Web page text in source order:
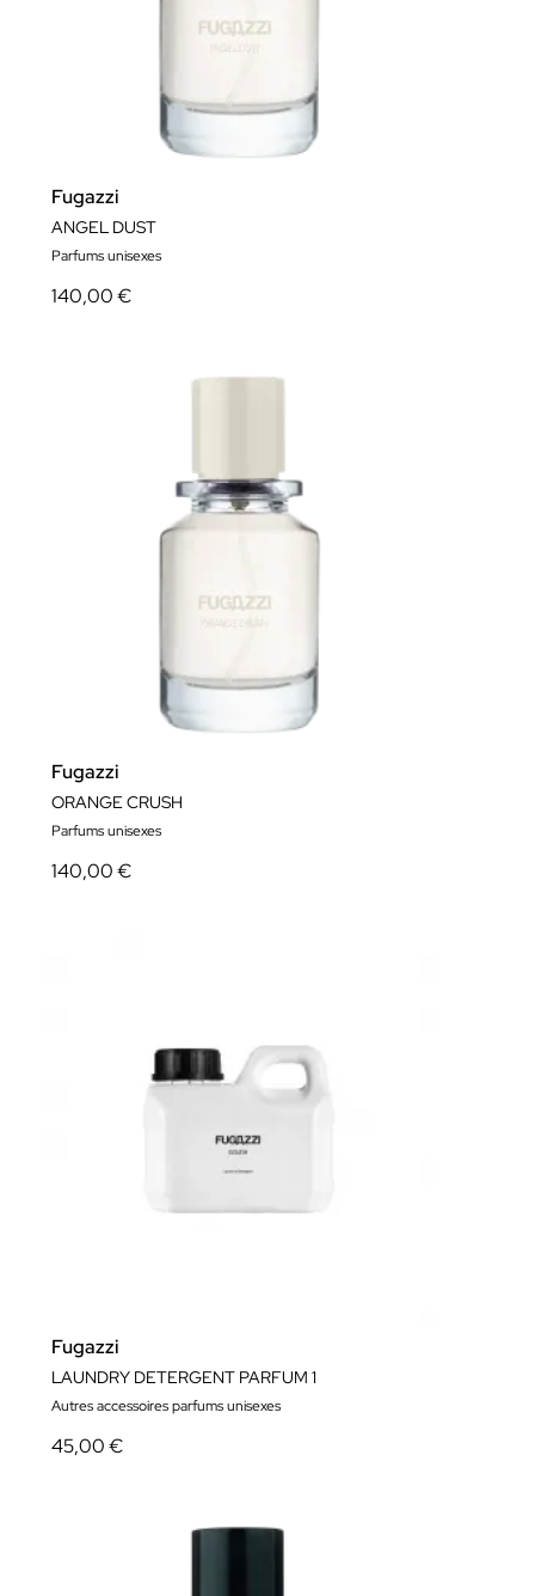
Fugazzi
ANGEL DUST
Parfums unisexes
140,00 €
Fugazzi
ORANGE CRUSH
Parfums unisexes
140,00 €
Fugazzi
LAUNDRY DETERGENT PARFUM 1
Autres accessoires parfums unisexes
45,00 €